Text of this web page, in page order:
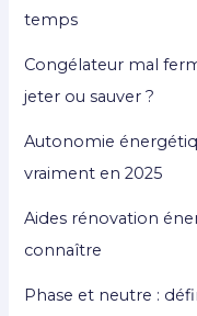
temps
Congélateur mal
jeter ou sauver ?
Autonomie
vraiment en 2025
Aides rénovation
connaître
Phase et neutre :